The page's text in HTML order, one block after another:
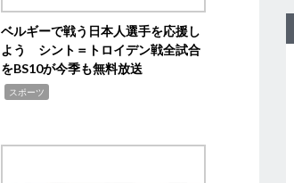
ベルギーで戦う日本人選手を応援し
よう シント＝トロイデン戦全試合
をBS10が今季も無料放送
スポーツ